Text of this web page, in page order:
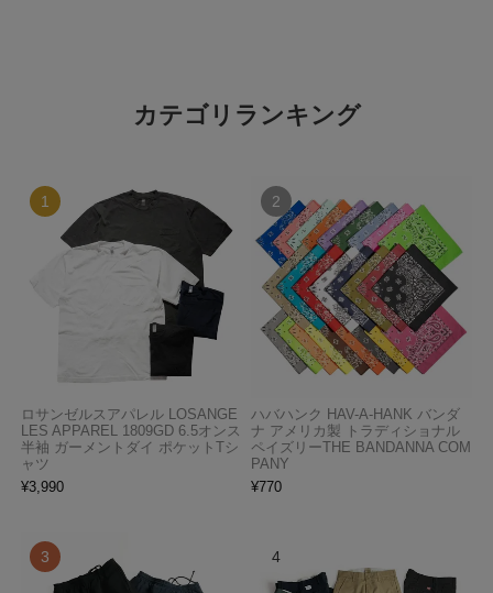
カテゴリランキング
ロサンゼルスアパレル LOSANGE
LES APPAREL 1809GD 6.5オンス
半袖 ガーメントダイ ポケットTシ
ャツ
¥3,990
ハバハンク HAV-A-HANK バンダ
ナ アメリカ製 トラディショナル
ペイズリーTHE BANDANNA COM
PANY
¥770